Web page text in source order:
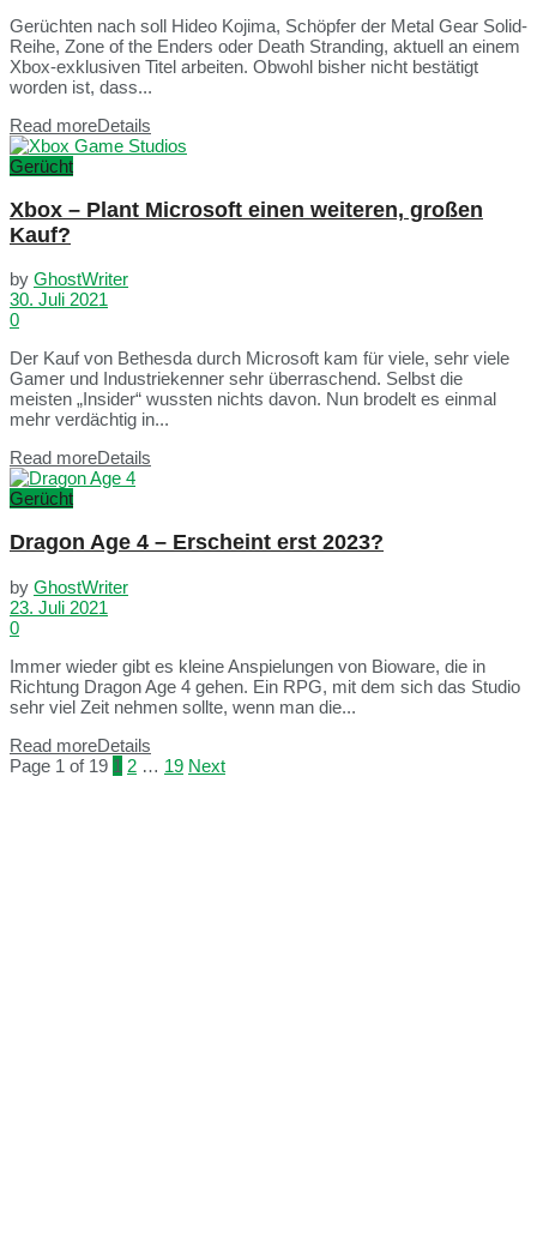
Gerüchten nach soll Hideo Kojima, Schöpfer der Metal Gear Solid-
Reihe, Zone of the Enders oder Death Stranding, aktuell an einem
Xbox-exklusiven Titel arbeiten. Obwohl bisher nicht bestätigt
worden ist, dass...
Read moreDetails
Gerücht
Xbox – Plant Microsoft einen weiteren, großen
Kauf?
by GhostWriter
30. Juli 2021
0
Der Kauf von Bethesda durch Microsoft kam für viele, sehr viele
Gamer und Industriekenner sehr überraschend. Selbst die
meisten „Insider“ wussten nichts davon. Nun brodelt es einmal
mehr verdächtig in...
Read moreDetails
Gerücht
Dragon Age 4 – Erscheint erst 2023?
by GhostWriter
23. Juli 2021
0
Immer wieder gibt es kleine Anspielungen von Bioware, die in
Richtung Dragon Age 4 gehen. Ein RPG, mit dem sich das Studio
sehr viel Zeit nehmen sollte, wenn man die...
Read moreDetails
Page 1 of 19 1 2 … 19 Next